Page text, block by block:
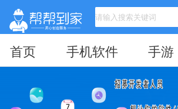
首页 手机软件 手游